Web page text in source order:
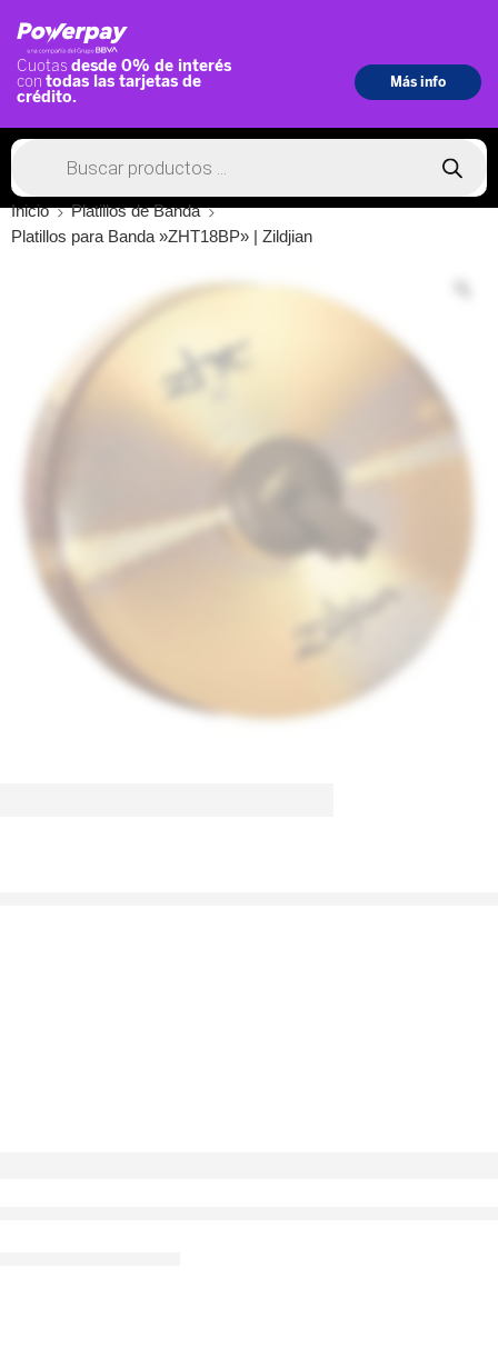
Inicio
Platillos de Banda
Platillos para Banda »ZHT18BP» | Zildjian